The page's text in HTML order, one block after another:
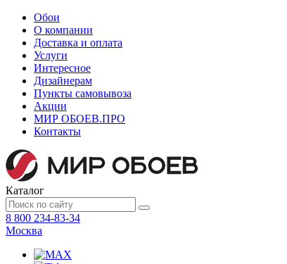
Обои
О компании
Доставка и оплата
Услуги
Интересное
Дизайнерам
Пункты самовывоза
Акции
МИР ОБОЕВ.ПРО
Контакты
Каталог
8 800 234-83-34
Москва